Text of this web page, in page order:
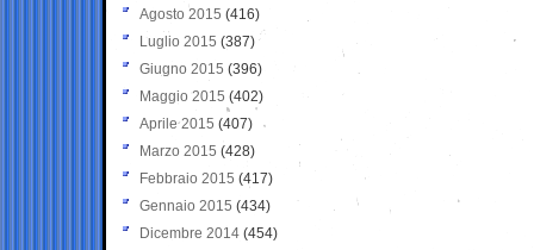
Agosto 2015 (416)
Luglio 2015 (387)
Giugno 2015 (396)
Maggio 2015 (402)
Aprile 2015 (407)
Marzo 2015 (428)
Febbraio 2015 (417)
Gennaio 2015 (434)
Dicembre 2014 (454)